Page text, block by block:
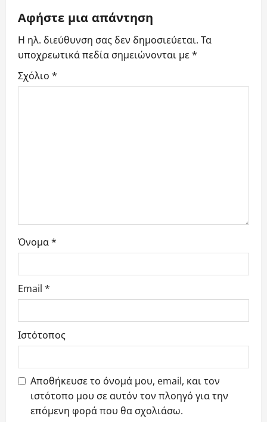
v
i
g
Αφήστε μια απάντηση
Η ηλ. διεύθυνση σας δεν δημοσιεύεται. Τα
υποχρεωτικά πεδία σημειώνονται με*
Σχόλιο *
Όνομα*
Email *
Ιστότοπος
Αποθήκευσε το όνομά μου, email, και τον
ιστότοπο μου σε αυτόν τον πλοηγό για την
επόμενη φορά που θα σχολιάσω.